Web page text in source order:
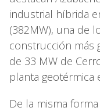
industrial híbrida
(382MW), una de
construcción más
de 33 MW de
planta geotérmica
De la misma